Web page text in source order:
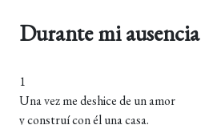
Durante mi ausencia
1
Una vez me deshice de un amor
y construí con él una casa.